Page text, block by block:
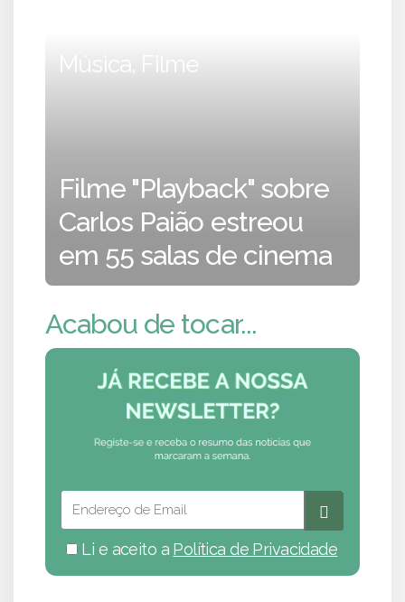
Música, Filme
Filme "Playback" sobre
Carlos Paião estreou
em 55 salas de cinema
Acabou de tocar...
Li e aceito a Política de Privacidade